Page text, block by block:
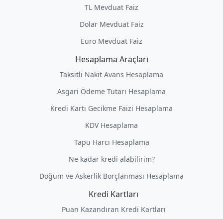
TL Mevduat Faiz
Dolar Mevduat Faiz
Euro Mevduat Faiz
Hesaplama Araçları
Taksitli Nakit Avans Hesaplama
Asgari Ödeme Tutarı Hesaplama
Kredi Kartı Gecikme Faizi Hesaplama
KDV Hesaplama
Tapu Harcı Hesaplama
Ne kadar kredi alabilirim?
Doğum ve Askerlik Borçlanması Hesaplama
Kredi Kartları
Puan Kazandıran Kredi Kartları